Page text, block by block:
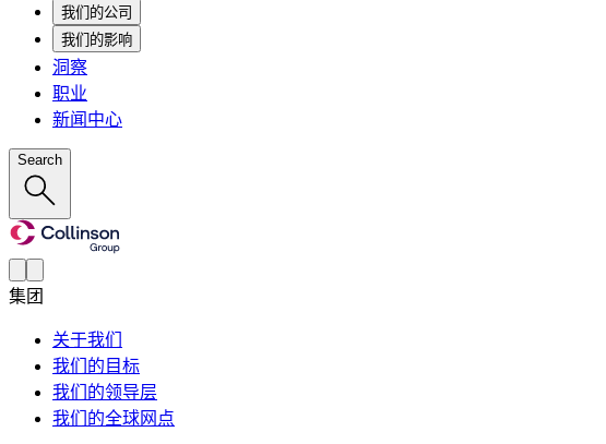
我们的公司
我们的影响
洞察
职业
新闻中心
Search
集团
关于我们
我们的目标
我们的领导层
我们的全球网点